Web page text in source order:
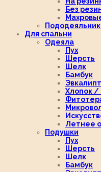
Без
Для спальни
Одеяла
Пух
Шерсть
Шелк
Бамбук
Эвкалипт
Хлопок /
Летнее
Подушки
Пух
Шерсть
Шелк
Бамбук